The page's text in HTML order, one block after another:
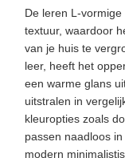
De leren L-
textuur, waardoor
van je huis te
leer, heeft het
een warme glans
uitstralen in
kleuropties zoals
passen naadloos
modern